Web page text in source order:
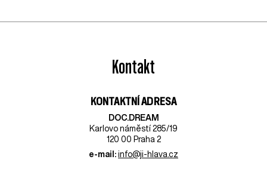
Kontakt
KONTAKTNÍ ADRESA
DOC.DREAM​
Karlovo náměstí 285/19
120 00 Praha 2
e-mail: info@ji-hlava.cz